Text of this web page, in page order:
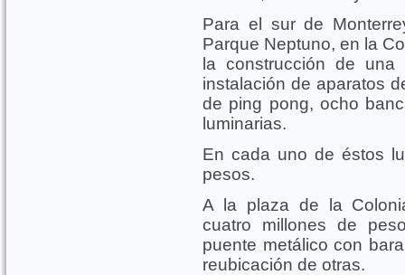
Para el sur de
Parque Neptuno, en la
la construcción de
instalación de aparatos
de ping pong, ocho
luminarias.
En cada uno de éstos
pesos.
A la plaza de la
cuatro millones de
puente metálico con
reubicación de otras.